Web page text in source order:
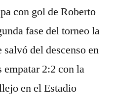
con gol de Roberto
fase del torneo la
del descenso en
2:2 con la
en el Estadio